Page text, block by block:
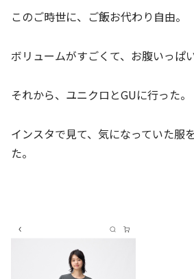
このご時世に、ご飯お代わり自由。
ボリュームがすごくて、お腹いっぱ
それから、ユニクロとGUに行った。
インスタで見て、気になっていた服
た。